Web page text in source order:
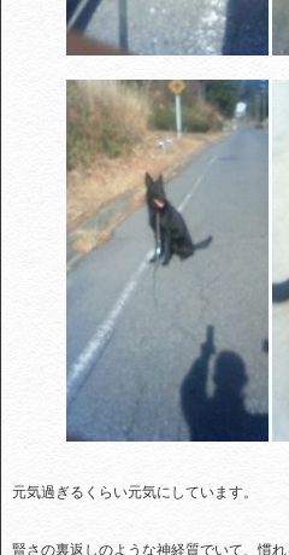
元気過ぎるくらい元気にしています。
賢さの裏返しのような神経質でいて、慣